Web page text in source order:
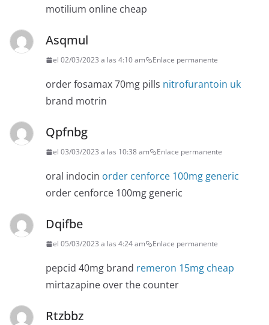
motilium online cheap
Asqmul
el 02/03/2023 a las 4:10 am Enlace permanente
order fosamax 70mg pills nitrofurantoin uk
brand motrin
Qpfnbg
el 03/03/2023 a las 10:38 am Enlace permanente
oral indocin order cenforce 100mg generic
order cenforce 100mg generic
Dqifbe
el 05/03/2023 a las 4:24 am Enlace permanente
pepcid 40mg brand remeron 15mg cheap
mirtazapine over the counter
Rtzbbz